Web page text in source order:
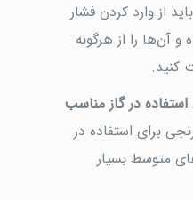
از وارد کردن فشار
آن‌ها را از هرگونه
کنید.
در گاز مناسب
برای استفاده در
متوسط بسیار